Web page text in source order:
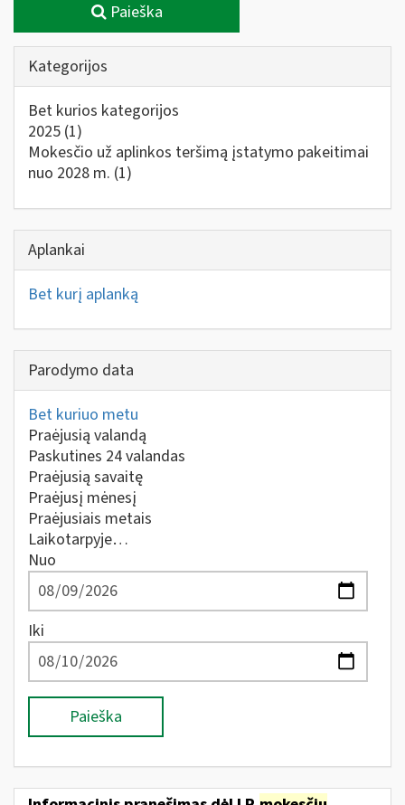
Paieška
Kategorijos
Bet kurios kategorijos
2025 (1)
Mokesčio už aplinkos teršimą įstatymo pakeitimai
nuo 2028 m. (1)
Aplankai
Bet kurį aplanką
Parodymo data
Bet kuriuo metu
Praėjusią valandą
Paskutines 24 valandas
Praėjusią savaitę
Praėjusį mėnesį
Praėjusiais metais
Laikotarpyje…
Nuo
Iki
Paieška